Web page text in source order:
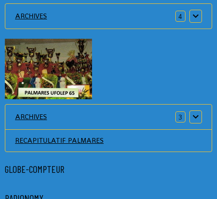
ARCHIVES 4
ARCHIVES 3
RECAPITULATIF PALMARES
GLOBE-COMPTEUR